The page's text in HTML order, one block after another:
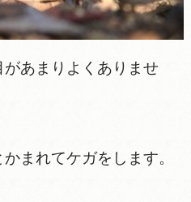
あまりよくありませ
まれてケガをします。